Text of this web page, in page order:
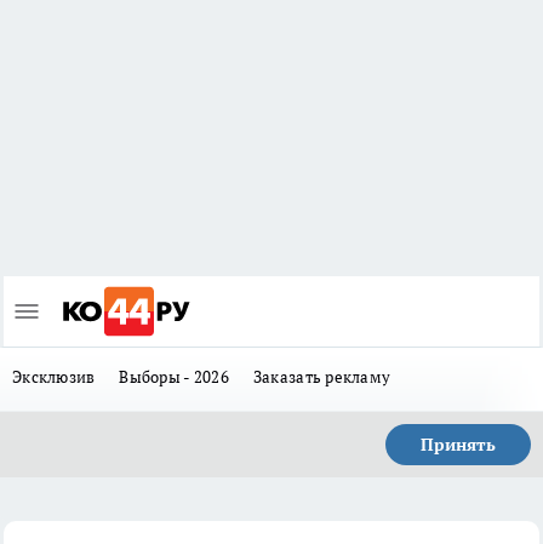
Эксклюзив Выборы - 2026 Заказать рекламу
Принять